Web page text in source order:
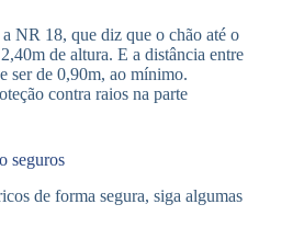
NR 18, que diz que o chão até o
de altura. E a distância entre
ser de 0,90m, ao mínimo.
contra raios na parte
seguros
de forma segura, siga algumas